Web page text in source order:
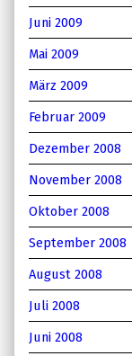
Juni 2009
Mai 2009
März 2009
Februar 2009
Dezember 2008
November 2008
Oktober 2008
September 2008
August 2008
Juli 2008
Juni 2008